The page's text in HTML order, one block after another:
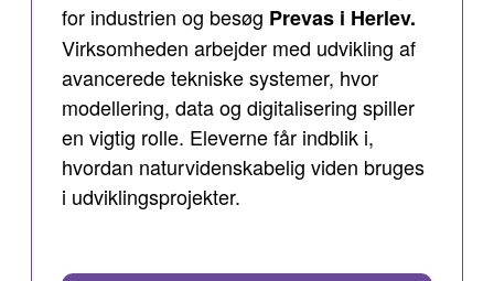
for industrien og besøg Prevas i Herlev.
Virksomheden arbejder med udvikling af
avancerede tekniske systemer, hvor
modellering, data og digitalisering spiller
en vigtig rolle. Eleverne får indblik i,
hvordan naturvidenskabelig viden bruges
i udviklingsprojekter.